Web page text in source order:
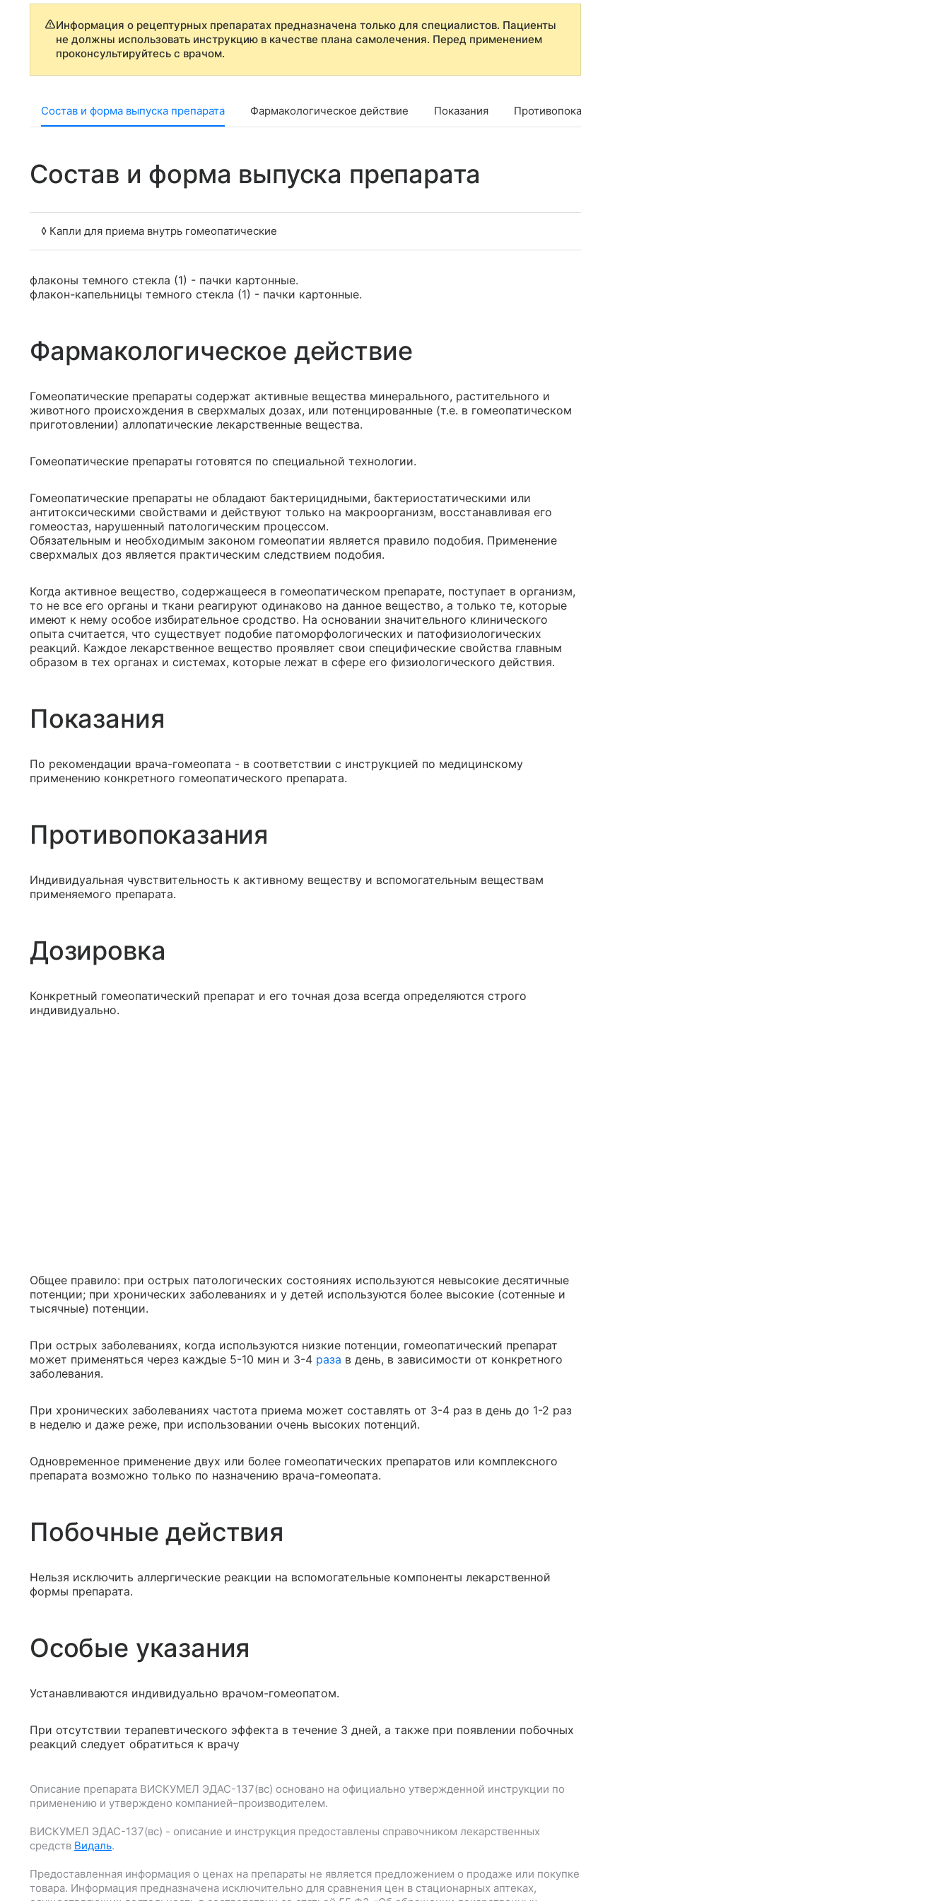
Информация о рецептурных препаратах предназначена только для специалистов. Пациенты
не должны использовать инструкцию в качестве плана самолечения. Перед применением
проконсультируйтесь с врачом.
Состав и форма выпуска препарата Фармакологическое действие Показания Противопоказания
Состав и форма выпуска препарата
◊ Капли для приема внутрь гомеопатические
флаконы темного стекла (1) - пачки картонные.
флакон-капельницы темного стекла (1) - пачки картонные.
Фармакологическое действие
Гомеопатические препараты содержат активные вещества минерального, растительного и
животного происхождения в сверхмалых дозах, или потенцированные (т.е. в гомеопатическом
приготовлении) аллопатические лекарственные вещества.
Гомеопатические препараты готовятся по специальной технологии.
Гомеопатические препараты не обладают бактерицидными, бактериостатическими или
антитоксическими свойствами и действуют только на макроорганизм, восстанавливая его
гомеостаз, нарушенный патологическим процессом.
Обязательным и необходимым законом гомеопатии является правило подобия. Применение
сверхмалых доз является практическим следствием подобия.
Когда активное вещество, содержащееся в гомеопатическом препарате, поступает в организм,
то не все его органы и ткани реагируют одинаково на данное вещество, а только те, которые
имеют к нему особое избирательное сродство. На основании значительного клинического
опыта считается, что существует подобие патоморфологических и патофизиологических
реакций. Каждое лекарственное вещество проявляет свои специфические свойства главным
образом в тех органах и системах, которые лежат в сфере его физиологического действия.
Показания
По рекомендации врача-гомеопата - в соответствии с инструкцией по медицинскому
применению конкретного гомеопатического препарата.
Противопоказания
Индивидуальная чувствительность к активному веществу и вспомогательным веществам
применяемого препарата.
Дозировка
Конкретный гомеопатический препарат и его точная доза всегда определяются строго
индивидуально.
Общее правило: при острых патологических состояниях используются невысокие десятичные
потенции; при хронических заболеваниях и у детей используются более высокие (сотенные и
тысячные) потенции.
При острых заболеваниях, когда используются низкие потенции, гомеопатический препарат
может применяться через каждые 5-10 мин и 3-4 раза в день, в зависимости от конкретного
заболевания.
При хронических заболеваниях частота приема может составлять от 3-4 раз в день до 1-2 раз
в неделю и даже реже, при использовании очень высоких потенций.
Одновременное применение двух или более гомеопатических препаратов или комплексного
препарата возможно только по назначению врача-гомеопата.
Побочные действия
Нельзя исключить аллергические реакции на вспомогательные компоненты лекарственной
формы препарата.
Особые указания
Устанавливаются индивидуально врачом-гомеопатом.
При отсутствии терапевтического эффекта в течение 3 дней, а также при появлении побочных
реакций следует обратиться к врачу
Описание препарата ВИСКУМЕЛ ЭДАС-137(вс) основано на официально утвержденной инструкции по
применению и утверждено компанией–производителем.
ВИСКУМЕЛ ЭДАС-137(вс) - описание и инструкция предоставлены справочником лекарственных
средств Видаль.
Предоставленная информация о ценах на препараты не является предложением о продаже или покупке
товара. Информация предназначена исключительно для сравнения цен в стационарных аптеках,